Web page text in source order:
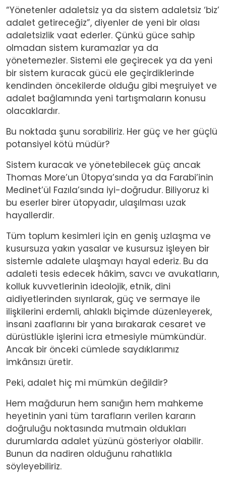
“Yönetenler adaletsiz ya da sistem adaletsiz ‘biz’
adalet getireceğiz”, diyenler de yeni bir olası
adaletsizlik vaat ederler. Çünkü güce sahip
olmadan sistem kuramazlar ya da
yönetemezler. Sistemi ele geçirecek ya da yeni
bir sistem kuracak gücü ele geçirdiklerinde
kendinden öncekilerde olduğu gibi meşruiyet ve
adalet bağlamında yeni tartışmaların konusu
olacaklardır.
Bu noktada şunu sorabiliriz. Her güç ve her güçlü
potansiyel kötü müdür?
Sistem kuracak ve yönetebilecek güç ancak
Thomas More’un Ütopya’sında ya da Farabi’inin
Medinet’ül Fazıla’sında iyi-doğrudur. Biliyoruz ki
bu eserler birer ütopyadır, ulaşılması uzak
hayallerdir.
Tüm toplum kesimleri için en geniş uzlaşma ve
kusursuza yakın yasalar ve kusursuz işleyen bir
sistemle adalete ulaşmayı hayal ederiz. Bu da
adaleti tesis edecek hâkim, savcı ve avukatların,
kolluk kuvvetlerinin ideolojik, etnik, dini
aidiyetlerinden sıyrılarak, güç ve sermaye ile
ilişkilerini erdemli, ahlaklı biçimde düzenleyerek,
insani zaaflarını bir yana bırakarak cesaret ve
dürüstlükle işlerini icra etmesiyle mümkündür.
Ancak bir önceki cümlede saydıklarımız
imkânsızı üretir.
Peki, adalet hiç mi mümkün değildir?
Hem mağdurun hem sanığın hem mahkeme
heyetinin yani tüm tarafların verilen kararın
doğruluğu noktasında mutmain oldukları
durumlarda adalet yüzünü gösteriyor olabilir.
Bunun da nadiren olduğunu rahatlıkla
söyleyebiliriz.